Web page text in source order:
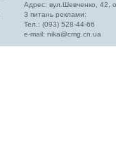
Адрес: вул.Шевченко, 42,
З питань реклами:
Тел.: (093) 528-44-66
e-mail:nika@cmg.cn.ua